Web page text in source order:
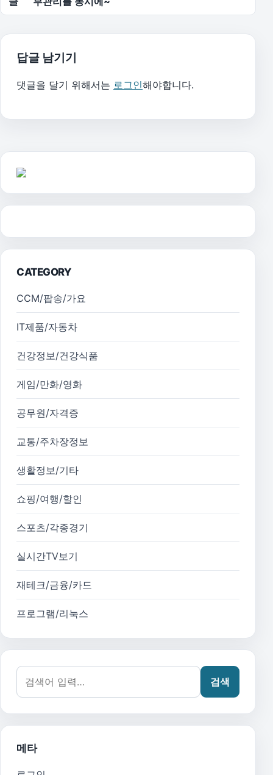
답글 남기기
댓글을 달기 위해서는 로그인해야합니다.
CATEGORY
CCM/팝송/가요
IT제품/자동차
건강정보/건강식품
게임/만화/영화
공무원/자격증
교통/주차장정보
생활정보/기타
쇼핑/여행/할인
스포츠/각종경기
실시간TV보기
재테크/금융/카드
프로그램/리눅스
검색어:
검색
메타